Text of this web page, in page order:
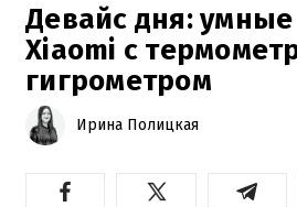
Девайс дня:
Xiaomi с
гигрометром
Ирина Полицкая